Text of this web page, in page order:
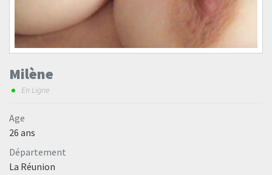
Milène
En Ligne
Age
26 ans
Département
La Réunion